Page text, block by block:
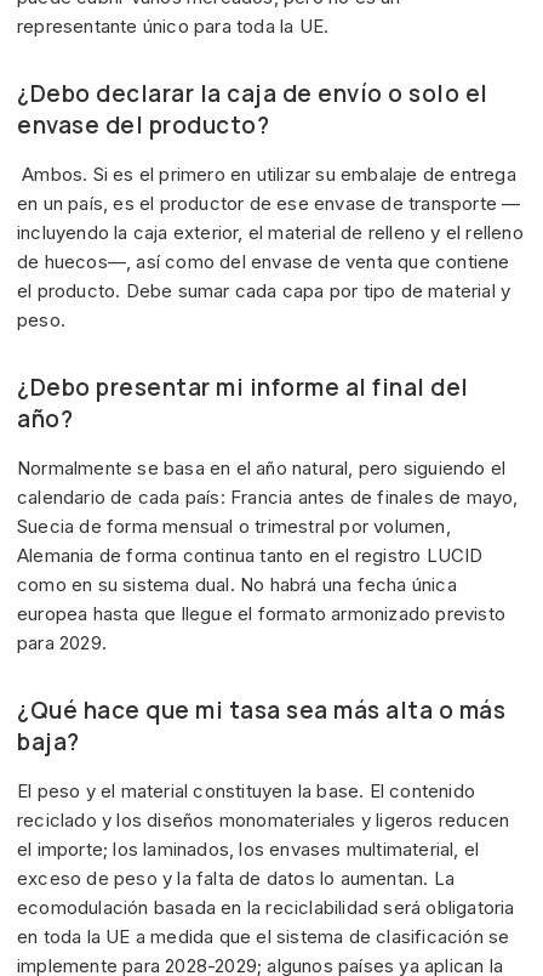
representante único para toda la UE.
¿Debo declarar la caja de envío o solo el
envase del producto?
Ambos. Si es el primero en utilizar su embalaje de entrega
en un país, es el productor de ese envase de transporte —
incluyendo la caja exterior, el material de relleno y el relleno
de huecos—, así como del envase de venta que contiene
el producto. Debe sumar cada capa por tipo de material y
peso.
¿Debo presentar mi informe al final del
año?
Normalmente se basa en el año natural, pero siguiendo el
calendario de cada país: Francia antes de finales de mayo,
Suecia de forma mensual o trimestral por volumen,
Alemania de forma continua tanto en el registro LUCID
como en su sistema dual. No habrá una fecha única
europea hasta que llegue el formato armonizado previsto
para 2029.
¿Qué hace que mi tasa sea más alta o más
baja?
El peso y el material constituyen la base. El contenido
reciclado y los diseños monomateriales y ligeros reducen
el importe; los laminados, los envases multimaterial, el
exceso de peso y la falta de datos lo aumentan. La
ecomodulación basada en la reciclabilidad será obligatoria
en toda la UE a medida que el sistema de clasificación se
implemente para 2028-2029; algunos países ya aplican la